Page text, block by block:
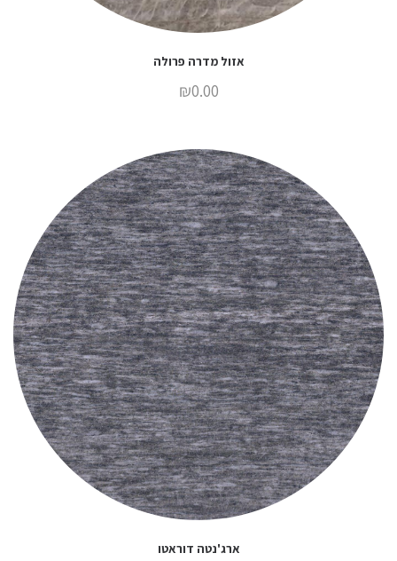
אזול מדרה פרולה
₪0.00
ארג'נטה דוראטו